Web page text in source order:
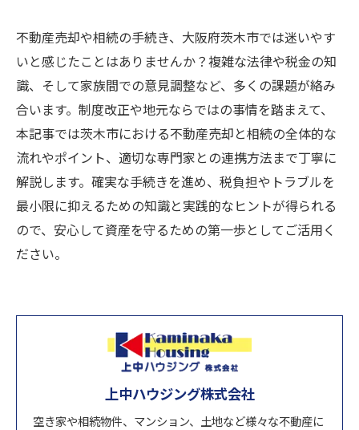
不動産売却や相続の手続き、大阪府茨木市では迷いやす
いと感じたことはありませんか？複雑な法律や税金の知
識、そして家族間での意見調整など、多くの課題が絡み
合います。制度改正や地元ならではの事情を踏まえて、
本記事では茨木市における不動産売却と相続の全体的な
流れやポイント、適切な専門家との連携方法まで丁寧に
解説します。確実な手続きを進め、税負担やトラブルを
最小限に抑えるための知識と実践的なヒントが得られる
ので、安心して資産を守るための第一歩としてご活用く
ださい。
上中ハウジング株式会社
空き家や相続物件、マンション、土地など様々な不動産に